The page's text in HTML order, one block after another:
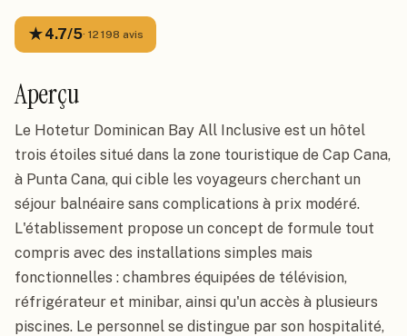
★4.7/5· 12 198 avis
Aperçu
Le Hotetur Dominican Bay All Inclusive est un hôtel
trois étoiles situé dans la zone touristique de Cap Cana,
à Punta Cana, qui cible les voyageurs cherchant un
séjour balnéaire sans complications à prix modéré.
L'établissement propose un concept de formule tout
compris avec des installations simples mais
fonctionnelles : chambres équipées de télévision,
réfrigérateur et minibar, ainsi qu'un accès à plusieurs
piscines. Le personnel se distingue par son hospitalité,